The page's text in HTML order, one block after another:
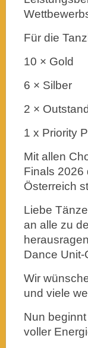
Für die
10 × Gold
6 × Silber
2 ×
1 x Priority
Mit allen
Finals 2026
Österreich
Liebe
an alle zu
Dance Unit-
Wir
und viele
Nun
voller